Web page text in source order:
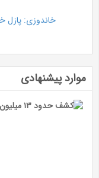
موارد پیشنهادی